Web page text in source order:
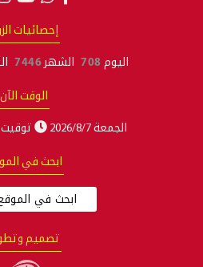
إحصائيات
اليوم 708 الشهر 7446
الوقت الآن
الجمعة 2026/8/7 توقيت
ابحث في
تصميم